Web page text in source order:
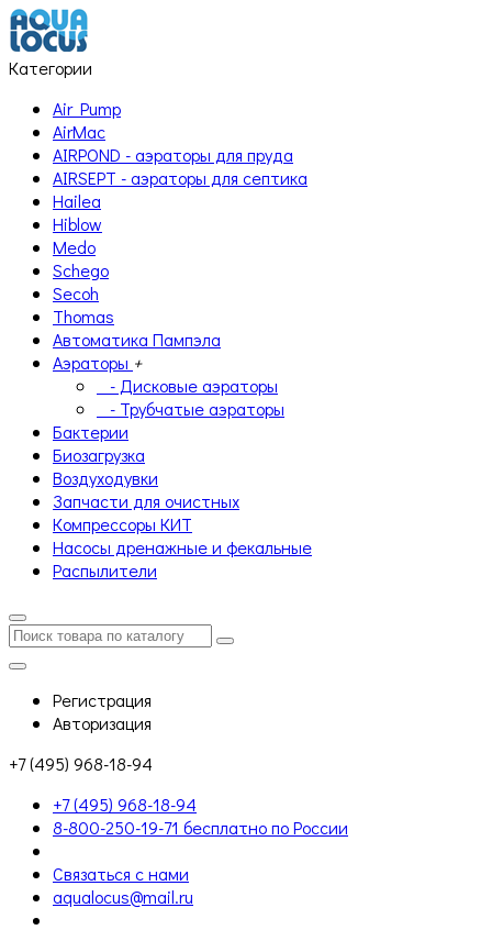
Категории
Air Pump
AirMac
AIRPOND - аэраторы для пруда
AIRSEPT - аэраторы для септика
Hailea
Hiblow
Medo
Schego
Secoh
Thomas
Автоматика Пампэла
Аэраторы +
- Дисковые аэраторы
- Трубчатые аэраторы
Бактерии
Биозагрузка
Воздуходувки
Запчасти для очистных
Компрессоры КИТ
Насосы дренажные и фекальные
Распылители
Регистрация
Авторизация
+7 (495) 968-18-94
+7 (495) 968-18-94
8-800-250-19-71 бесплатно по России
Связаться с нами
aqualocus@mail.ru